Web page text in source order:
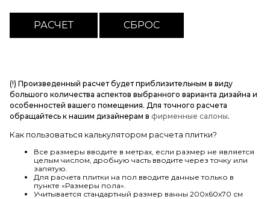
(!) Произведенный расчет будет приблизительным в виду
большого количества аспектов выбранного варианта дизайна и
особенностей вашего помещения. Для точного расчета
обращайтесь к нашим дизайнерам в фирменные салоны.
Как пользоваться калькулятором расчета плитки?
Все размеры вводите в метрах, если размер не является
целым числом, дробную часть вводите через точку или
запятую.
Для расчета плитки на пол вводите данные только в
пункте «Размеры пола».
Учитывается стандартный размер ванны 200х60х70 см